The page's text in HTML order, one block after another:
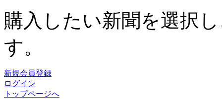
購入したい新聞を選択
す。
新規会員登録
ログイン
トップページへ